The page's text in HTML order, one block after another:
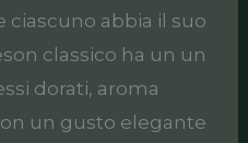
ciascuno abbia il suo
classico ha un un
dorati, aroma
un gusto elegante